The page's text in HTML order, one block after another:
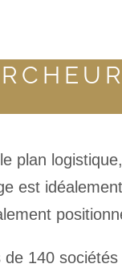
plan
est
de 140